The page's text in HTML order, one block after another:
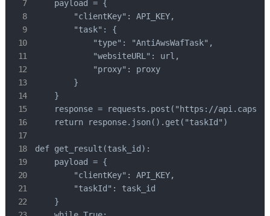
    payload = {
        "clientKey": API_KEY,
        "task": {
            "type": "AntiAwsWafTask",
            "websiteURL": url,
            "proxy": proxy
        }
    }
response = requests.post("https://
    return response.json().get("taskId")
def get_result(task_id):
    payload = {
        "clientKey": API_KEY,
        "taskId": task_id
    }